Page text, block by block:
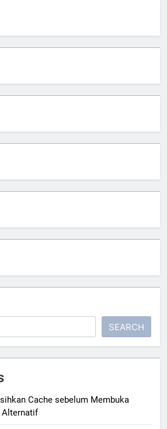
SEARCH
Cache sebelum Membuka
Alternatif